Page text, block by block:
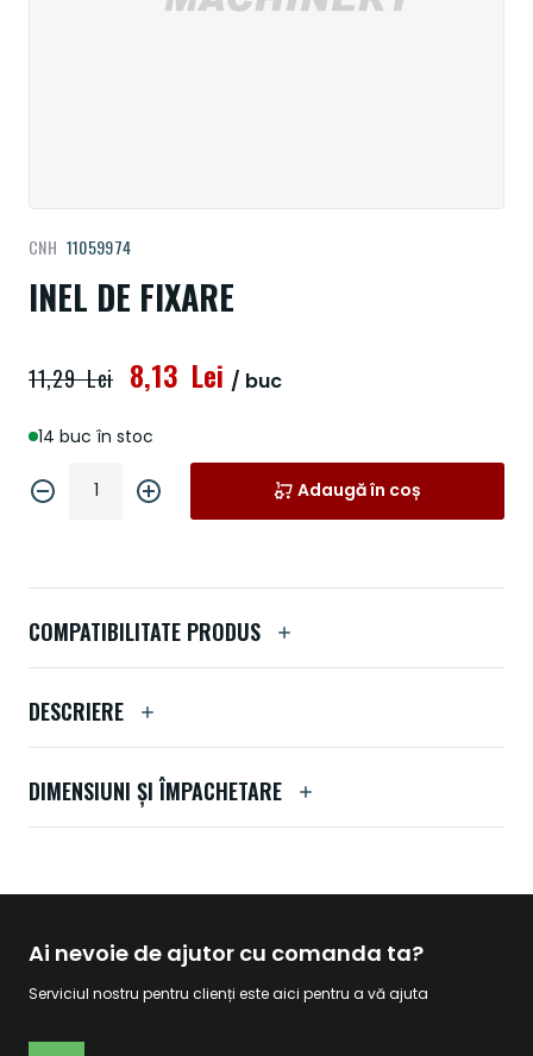
INEL DE FIXARE
CNH 11059974
14 buc în stoc
8,13 Lei
11,29 Lei / buc
Adaugă în coș
la
începutul
galeriei
imagini
COMPATIBILITATE PRODUS
DESCRIERE
DIMENSIUNI ȘI ÎMPACHETARE
Ai nevoie de ajutor cu comanda ta?
Serviciul nostru pentru clienți este aici pentru a vă ajuta